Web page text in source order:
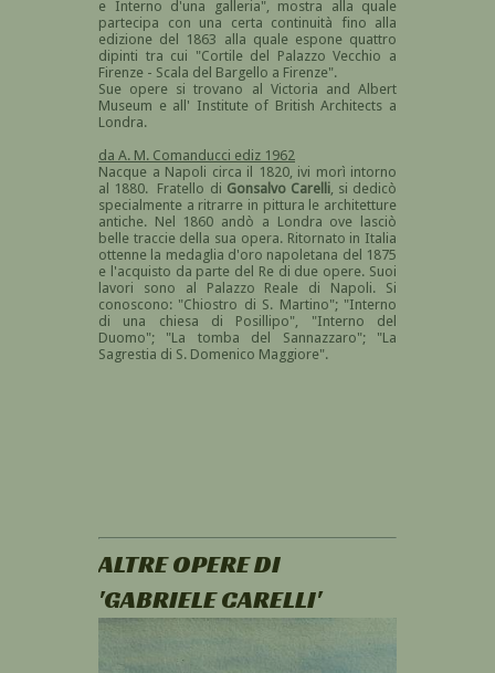
e Interno d'una galleria", mostra alla quale
partecipa con una certa continuità fino alla
edizione del 1863 alla quale espone quattro
dipinti tra cui "Cortile del Palazzo Vecchio a
Firenze - Scala del Bargello a Firenze".
Sue opere si trovano al Victoria and Albert
Museum e all' Institute of British Architects a
Londra.
da A. M. Comanducci ediz 1962
Nacque a Napoli circa il 1820, ivi morì intorno
al 1880. Fratello di Gonsalvo Carelli, si dedicò
specialmente a ritrarre in pittura le architetture
antiche. Nel 1860 andò a Londra ove lasciò
belle traccie della sua opera. Ritornato in Italia
ottenne la medaglia d'oro napoletana del 1875
e l'acquisto da parte del Re di due opere. Suoi
lavori sono al Palazzo Reale di Napoli. Si
conoscono: "Chiostro di S. Martino"; "Interno
di una chiesa di Posillipo", "Interno del
Duomo"; "La tomba del Sannazzaro"; "La
Sagrestia di S. Domenico Maggiore".
ALTRE OPERE DI
'GABRIELE CARELLI'